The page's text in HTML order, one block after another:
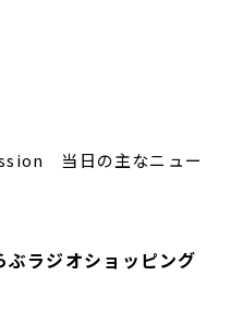
当日の主なニュー
ラジオショッピング